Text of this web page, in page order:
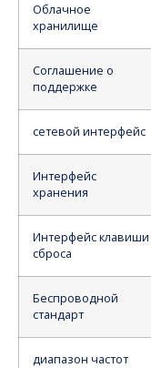
Облачное
хранилище
Соглашение о
поддержке
сетевой интерфейс
Интерфейс
хранения
Интерфейс клавиши
сброса
Беспроводной
стандарт
диапазон частот